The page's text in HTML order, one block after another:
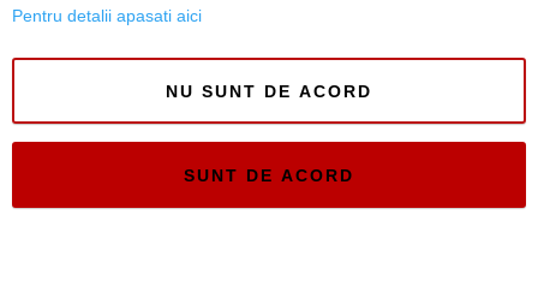
Pentru detalii apasati aici
NU SUNT DE ACORD
SUNT DE ACORD